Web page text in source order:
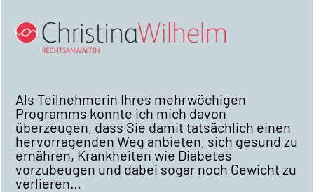
Als Teilnehmerin Ihres mehrwöchigen
Programms konnte ich mich davon
überzeugen, dass Sie damit tatsächlich einen
hervorragenden Weg anbieten, sich gesund zu
ernähren, Krankheiten wie Diabetes
vorzubeugen und dabei sogar noch Gewicht zu
verlieren…